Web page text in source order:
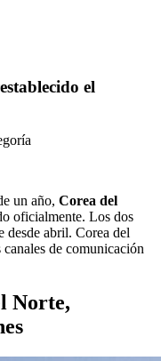
el
un año, Corea del
oficialmente. Los dos
desde abril. Corea del
de comunicación
Norte,